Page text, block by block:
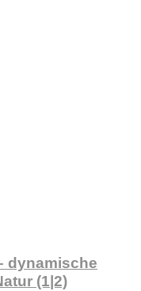
dynamische
(1|2)